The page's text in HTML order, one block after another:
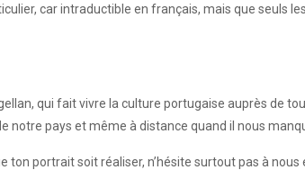
car intraductible en français, mais que seuls
qui fait vivre la culture portugaise auprès de
pays et même à distance quand il nous
portrait soit réaliser, n’hésite surtout pas à